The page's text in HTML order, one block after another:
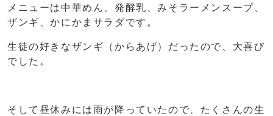
メニューは中華めん、発酵乳、みそラーメンスープ、
ザンギ、かにかまサラダです。
生徒の好きなザンギ（からあげ）だったので、大喜び
でした。
そして昼休みには雨が降っていたので、たくさんの生